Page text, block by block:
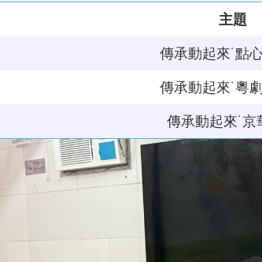
主題
傳承動起來˙點
傳承動起來˙粵
傳承動起來˙京